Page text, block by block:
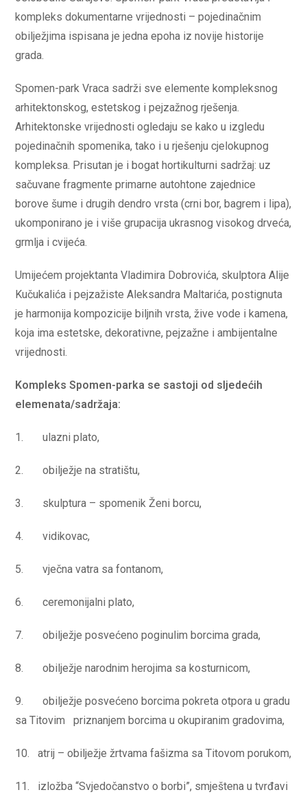
kompleks dokumentarne vrijednosti – pojedinačnim
obilježjima ispisana je jedna epoha iz novije historije
grada.
Spomen-park Vraca sadrži sve elemente kompleksnog
arhitektonskog, estetskog i pejzažnog rješenja.
Arhitektonske vrijednosti ogledaju se kako u izgledu
pojedinačnih spomenika, tako i u rješenju cjelokupnog
kompleksa. Prisutan je i bogat hortikulturni sadržaj: uz
sačuvane fragmente primarne autohtone zajednice
borove šume i drugih dendro vrsta (crni bor, bagrem i lipa),
ukomponirano je i više grupacija ukrasnog visokog drveća,
grmlja i cvijeća.
Umijećem projektanta Vladimira Dobrovića, skulptora Alije
Kučukalića i pejzažiste Aleksandra Maltarića, postignuta
je harmonija kompozicije biljnih vrsta, žive vode i kamena,
koja ima estetske, dekorativne, pejzažne i ambijentalne
vrijednosti.
Kompleks Spomen-parka se sastoji od sljedećih
elemenata/sadržaja:
1. ulazni plato,
2. obilježje na stratištu,
3. skulptura – spomenik Ženi borcu,
4. vidikovac,
5. vječna vatra sa fontanom,
6. ceremonijalni plato,
7. obilježje posvećeno poginulim borcima grada,
8. obilježje narodnim herojima sa kosturnicom,
9. obilježje posvećeno borcima pokreta otpora u gradu
sa Titovim priznanjem borcima u okupiranim gradovima,
10. atrij – obilježje žrtvama fašizma sa Titovom porukom,
11. izložba “Svjedočanstvo o borbi”, smještena u tvrđavi